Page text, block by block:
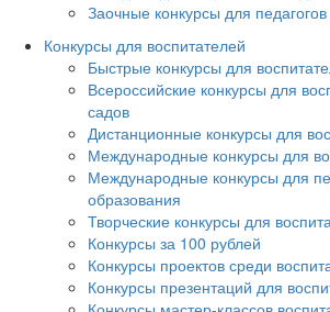
Заочные конкурсы для
Конкурсы для воспитателей
Быстрые конкурсы для
Всероссийские конкурсы для
садов
Дистанционные конкурсы для
Международные конкурсы для
Международные конкурсы для
образования
Творческие конкурсы для
Конкурсы за 100 рублей
Конкурсы проектов среди
Конкурсы презентаций для